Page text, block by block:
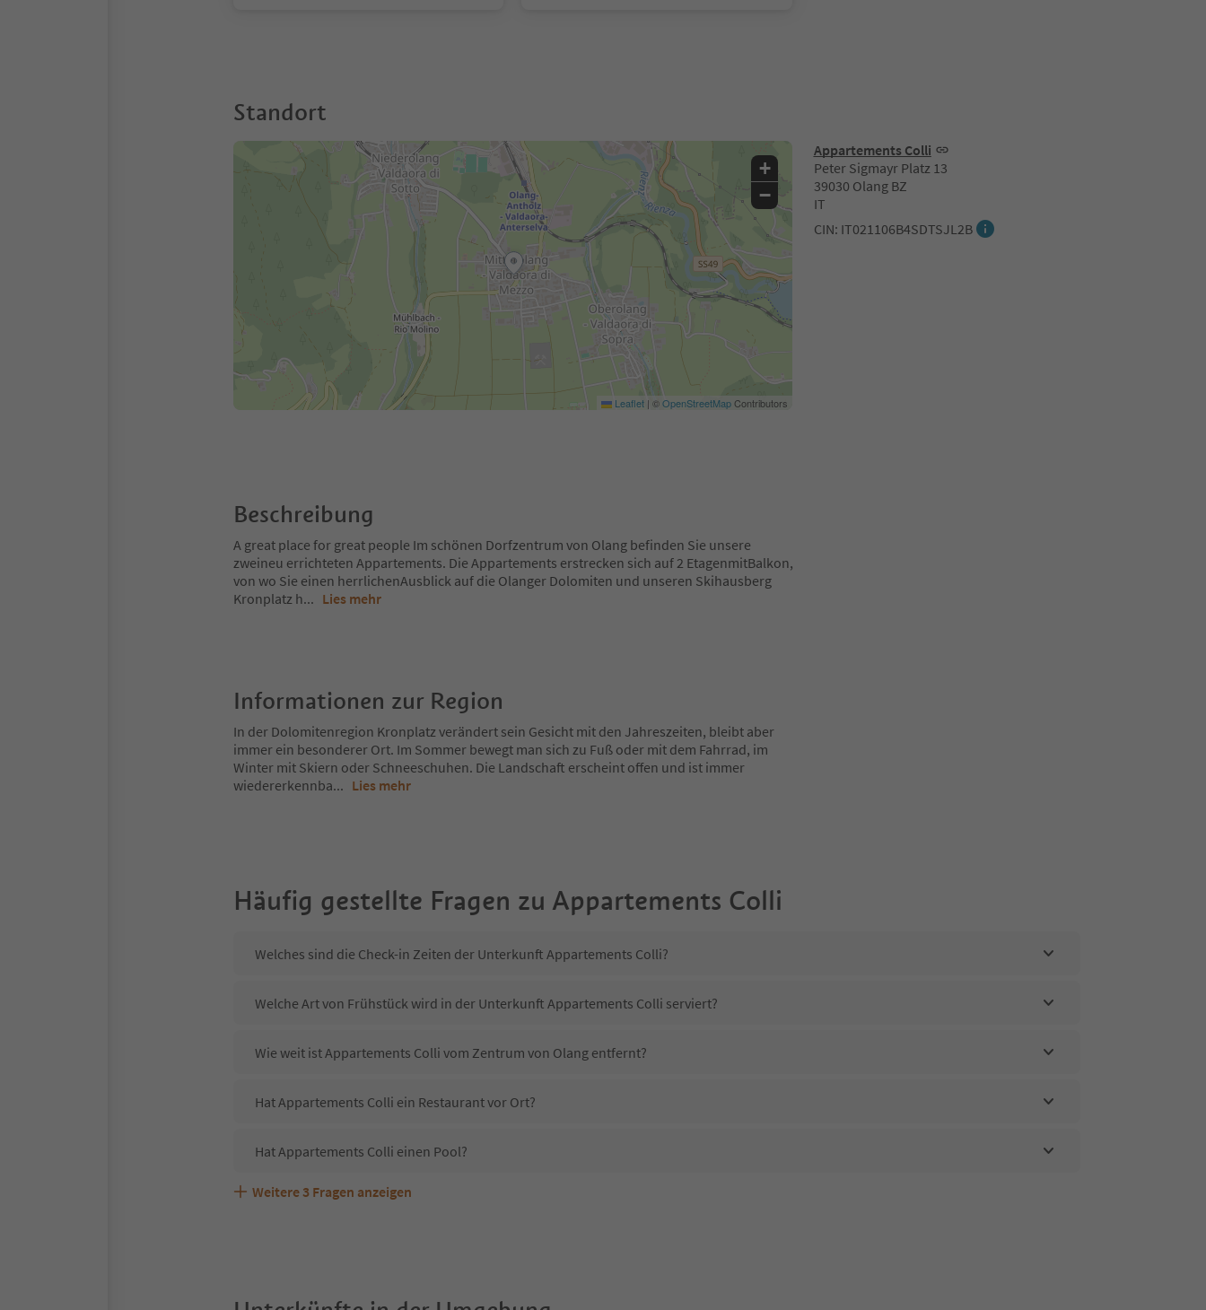
Standort
Appartements Colli
Peter Sigmayr Platz 13
39030 Olang BZ
IT
CIN: IT021106B4SDTSJL2B
+
−
Leaflet | ©OpenStreetMapContributors
Beschreibung
A great place for great people Im schönen Dorfzentrum von Olang befinden Sie unsere
zweineu errichteten Appartements. Die Appartements erstrecken sich auf 2 EtagenmitBalkon,
von wo Sie einen herrlichenAusblick auf die Olanger Dolomiten und unseren Skihausberg
Kronplatz h... Lies mehr
Informationen zur Region
In der Dolomitenregion Kronplatz verändert sein Gesicht mit den Jahreszeiten, bleibt aber
immer ein besonderer Ort. Im Sommer bewegt man sich zu Fuß oder mit dem Fahrrad, im
Winter mit Skiern oder Schneeschuhen. Die Landschaft erscheint offen und ist immer
wiedererkennba... Lies mehr
Häufig gestellte Fragen zu Appartements Colli
Welches sind die Check-in Zeiten der Unterkunft Appartements Colli?
Welche Art von Frühstück wird in der Unterkunft Appartements Colli serviert?
Wie weit ist Appartements Colli vom Zentrum von Olang entfernt?
Hat Appartements Colli ein Restaurant vor Ort?
Hat Appartements Colli einen Pool?
Sind Haustiere in der Unterkunft Appartements Colli erlaubt?
Welche Services bietet Appartements Colli?
Weitere 3 Fragen anzeigen